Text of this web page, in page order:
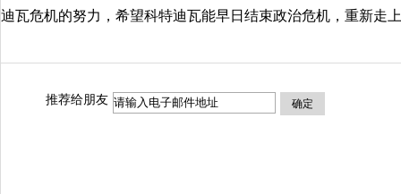
迪瓦危机的努力，希望科特迪瓦能早日结束政治危机，重新走
推荐给朋友 确定